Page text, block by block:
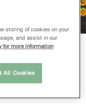
storing of cookies on your
and assist in our
for more information
All Cookies